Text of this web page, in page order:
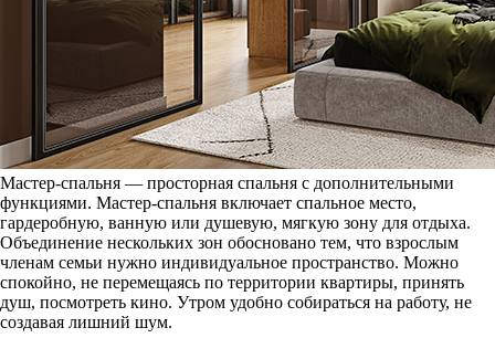
Мастер-спальня — просторная спальня с дополнительными
функциями. Мастер-спальня включает спальное место,
гардеробную, ванную или душевую, мягкую зону для отдыха.
Объединение нескольких зон обосновано тем, что взрослым
членам семьи нужно индивидуальное пространство. Можно
спокойно, не перемещаясь по территории квартиры, принять
душ, посмотреть кино. Утром удобно собираться на работу, не
создавая лишний шум.